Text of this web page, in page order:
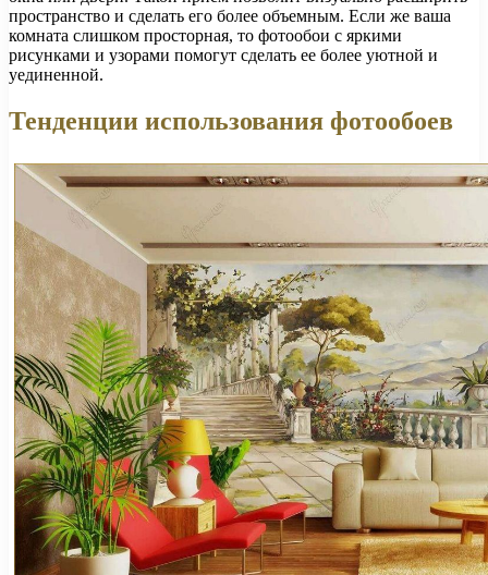
пространство и сделать его более объемным. Если же ваша
комната слишком просторная, то фотообои с яркими
рисунками и узорами помогут сделать ее более уютной и
уединенной.
Тенденции использования фотообоев